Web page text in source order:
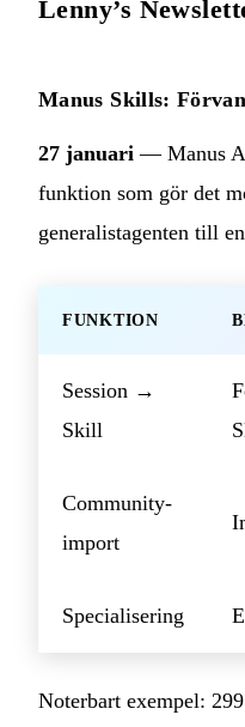
Lenny’s
Manus Skills:
27 januari — Manus
funktion som gör det
generalistagenten till
FUNKTION
Session →
Skill
Community-
import
Specialisering
Noterbart exempel: